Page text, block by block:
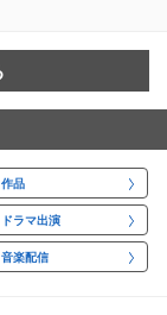
作品
ドラマ出演
音楽配信